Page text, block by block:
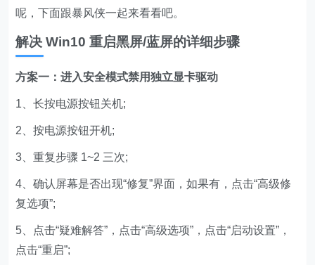
呢，下面跟暴风侠一起来看看吧。
解决 Win10 重启黑屏/蓝屏的详细步骤
方案一：进入安全模式禁用独立显卡驱动
1、长按电源按钮关机;
2、按电源按钮开机;
3、重复步骤 1~2 三次;
4、确认屏幕是否出现“修复”界面，如果有，点击“高级修
复选项”;
5、点击“疑难解答”，点击“高级选项”，点击“启动设置”，
点击“重启”;